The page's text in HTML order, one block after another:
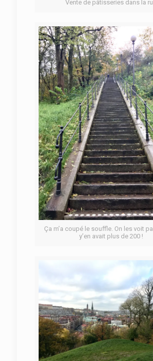
Vente de pâtisseries dans la
Ça m’a coupé le souffle. On les voit
y’en avait plus de 200 !